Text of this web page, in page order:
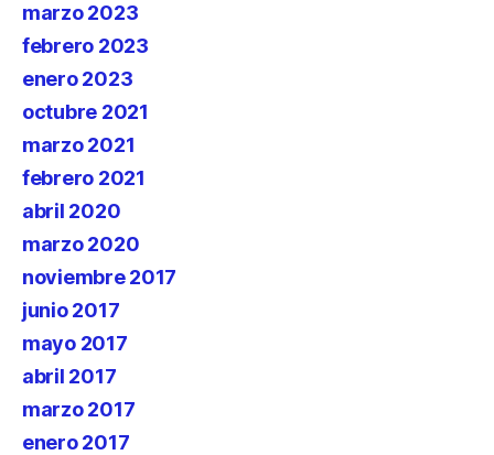
marzo 2023
febrero 2023
enero 2023
octubre 2021
marzo 2021
febrero 2021
abril 2020
marzo 2020
noviembre 2017
junio 2017
mayo 2017
abril 2017
marzo 2017
enero 2017